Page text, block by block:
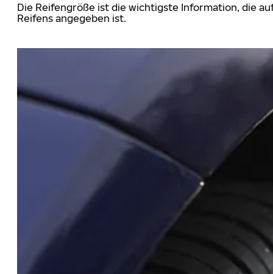
Die Reifengröße ist die wichtigste Information, die
Reifens angegeben ist.